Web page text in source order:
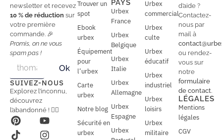
newsletter et recevez
10 % de réduction sur
votre première
commande. 🎉
Promis, on ne vous
spam pas !
a
i
l
a
i
l
*
Ok
SUIVEZ-NOUS
Explorez l’inconnu,
découvrez
l’abandonné ! 🕵️‍♂️
Trouver un
spot
Ebook
urbex
Équipement
pour
l’urbex
Carte
urbex
Notre blog
Sécurité en
urbex
PAYS
Urbex
France
Urbex
Belgique
Urbex
Italie
Urbex
Allemagne
Urbex
Espagne
Urbex
Urbex
commercial
Urbex
culte
Urbex
éducatif
Urbex
industriel
Urbex
loisirs
Urbex
militaire
d’aide ?
Contactez-
nous par
mail à
ou rendez-
vous sur
notre
formulaire
de contact.
LÉGALES
Mentions
légales
CGV